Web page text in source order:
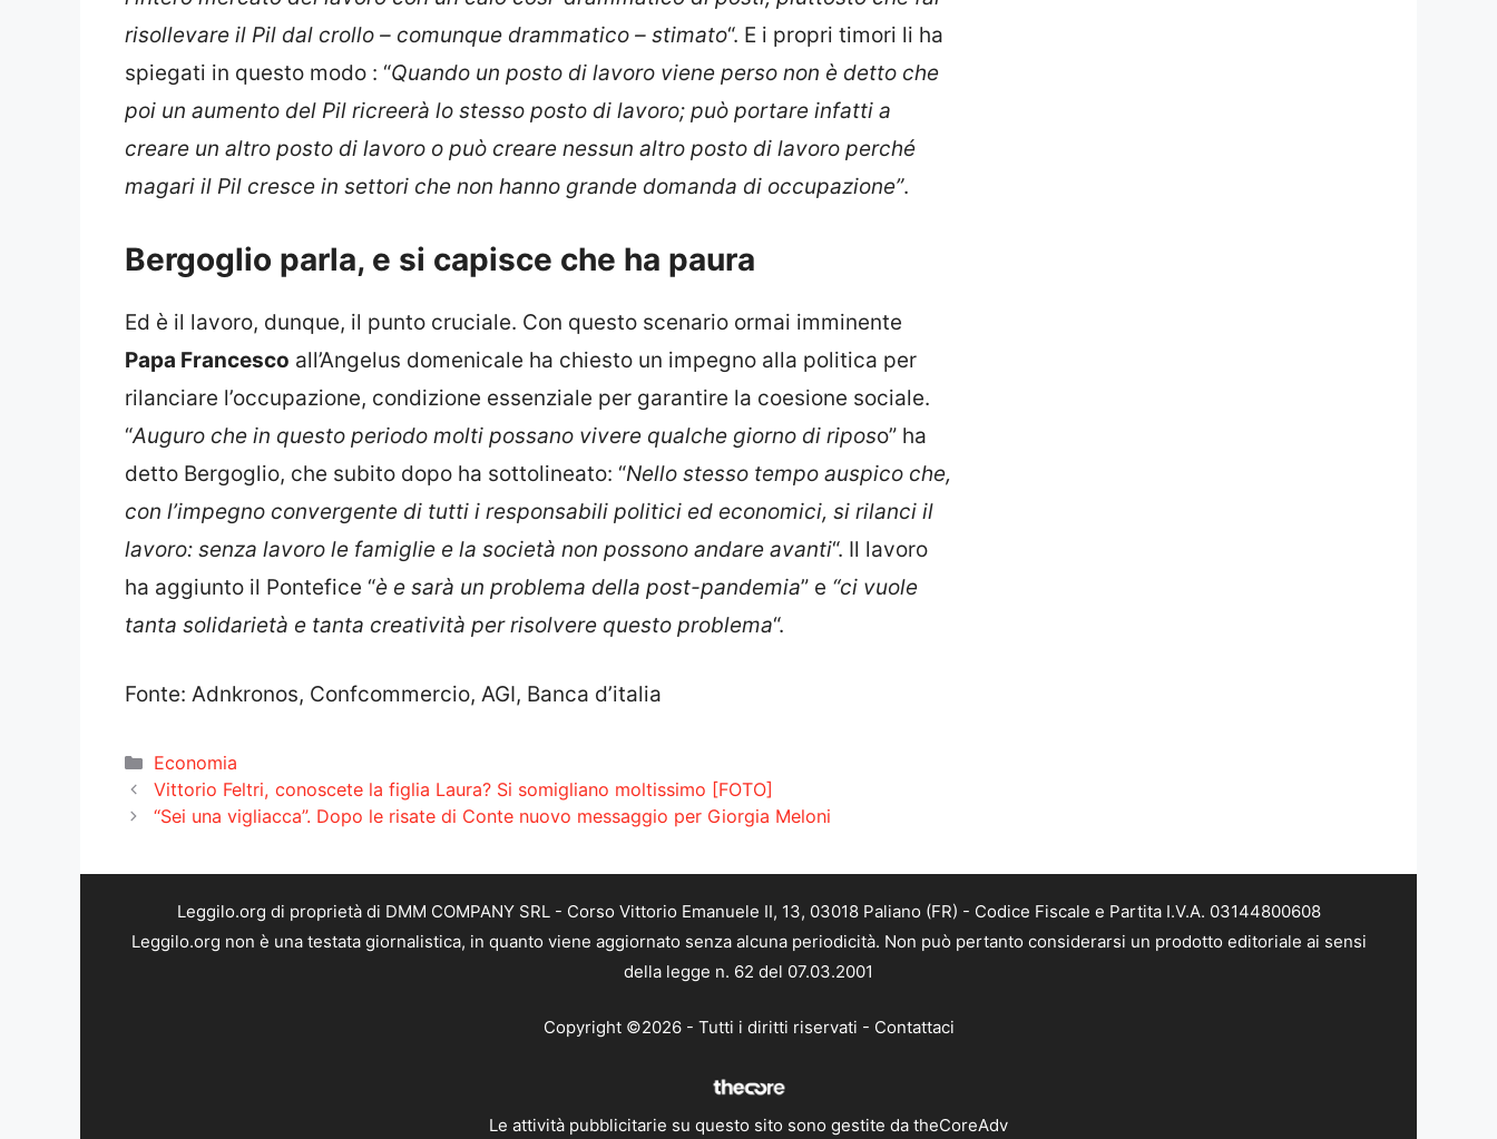
risollevare il Pil dal crollo – comunque drammatico – stimato“. E i propri timori li ha
spiegati in questo modo : “Quando un posto di lavoro viene perso non è detto che
poi un aumento del Pil ricreerà lo stesso posto di lavoro; può portare infatti a
creare un altro posto di lavoro o può creare nessun altro posto di lavoro perché
magari il Pil cresce in settori che non hanno grande domanda di occupazione”.
Bergoglio parla, e si capisce che ha paura
Ed è il lavoro, dunque, il punto cruciale. Con questo scenario ormai imminente
Papa Francesco all’Angelus domenicale ha chiesto un impegno alla politica per
rilanciare l’occupazione, condizione essenziale per garantire la coesione sociale.
“Auguro che in questo periodo molti possano vivere qualche giorno di riposo” ha
detto Bergoglio, che subito dopo ha sottolineato: “Nello stesso tempo auspico che,
con l’impegno convergente di tutti i responsabili politici ed economici, si rilanci il
lavoro: senza lavoro le famiglie e la società non possono andare avanti“. Il lavoro
ha aggiunto il Pontefice “è e sarà un problema della post-pandemia” e “ci vuole
tanta solidarietà e tanta creatività per risolvere questo problema“.
Fonte: Adnkronos, Confcommercio, AGI, Banca d’italia
Categorie
Economia
Vittorio Feltri, conoscete la figlia Laura? Si somigliano moltissimo [FOTO]
“Sei una vigliacca”. Dopo le risate di Conte nuovo messaggio per Giorgia Meloni
Leggilo.org di proprietà di DMM COMPANY SRL - Corso Vittorio Emanuele II, 13, 03018 Paliano (FR) - Codice Fiscale e Partita I.V.A. 03144800608
Leggilo.org non è una testata giornalistica, in quanto viene aggiornato senza alcuna periodicità. Non può pertanto considerarsi un prodotto editoriale ai sensi
della legge n. 62 del 07.03.2001
Copyright ©2026 - Tutti i diritti riservati - Contattaci
Le attività pubblicitarie su questo sito sono gestite da theCoreAdv